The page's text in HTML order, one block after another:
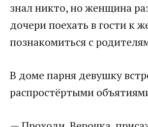
знал никто, но женщина
дочери поехать в гости к
познакомиться с
​В доме парня девушку
распростёртыми